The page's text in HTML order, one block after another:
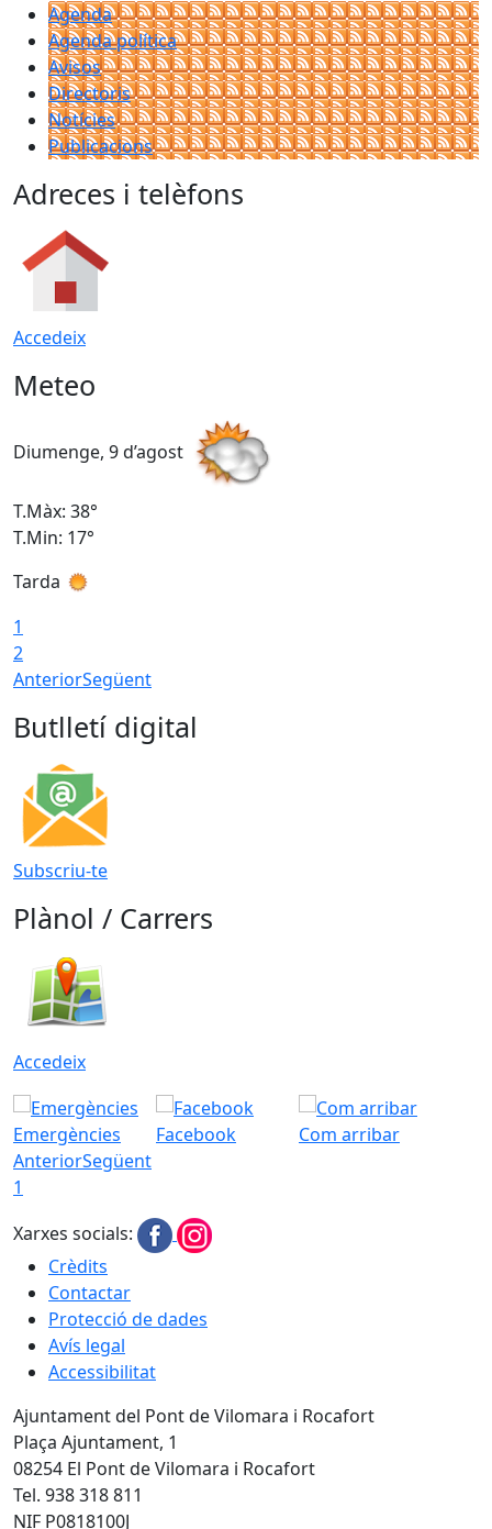
Agenda
Agenda política
Avisos
Directoris
Notícies
Publicacions
Adreces i telèfons
Accedeix
Meteo
Diumenge, 9 d’agost
T.Màx: 38°
T.Min: 17°
Tarda
1
2
AnteriorSegüent
Butlletí digital
Subscriu-te
Plànol / Carrers
Accedeix
Emergències Facebook
Com arribar
AnteriorSegüent
1
Xarxes socials:
Crèdits
Contactar
Protecció de dades
Avís legal
Accessibilitat
Ajuntament del Pont de Vilomara i Rocafort
Plaça Ajuntament, 1
08254 El Pont de Vilomara i Rocafort
Tel. 938 318 811
NIF P0818100J